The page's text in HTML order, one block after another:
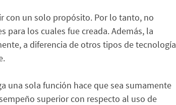
con un solo propósito. Por lo tanto, no
para los cuales fue creada. Además, la
a diferencia de otros tipos de tecnología
una sola función hace que sea sumamente
superior con respecto al uso de